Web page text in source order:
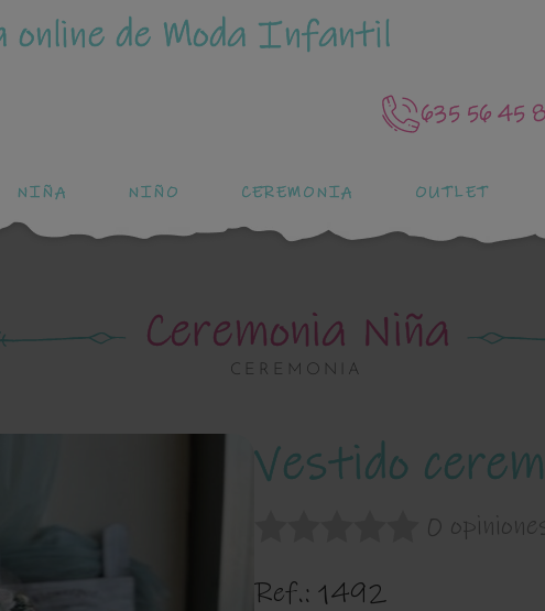
online de Moda Infantil
635 56 45
NIÑA NIÑO CEREMONIA OUTLET
Ceremonia Niña
CEREMONIA
Vestido
0
Ref.: 1492